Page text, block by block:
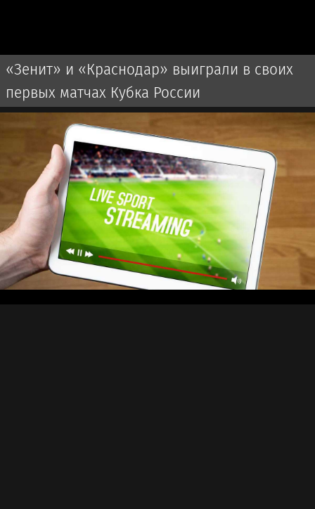
«Зенит» и «Краснодар» выиграли в своих
первых матчах Кубка России